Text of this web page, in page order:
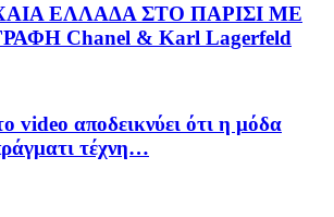
ΕΛΛΑΔΑ ΣΤΟ ΠΑΡΙΣΙ ΜΕ
Chanel & Karl Lagerfeld
video αποδεικνύει ότι η μόδα
τέχνη…